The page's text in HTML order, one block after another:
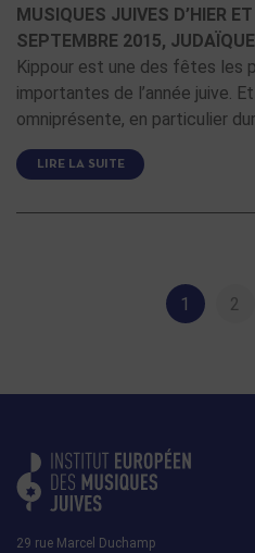
MUSIQUES JUIVES D’HIER
SEPTEMBRE 2015,
Kippour est une des fêtes les
importantes de l’année juive.
omniprésente, en particulier
LIRE LA SUITE
1 2
29 rue Marcel Duchamp